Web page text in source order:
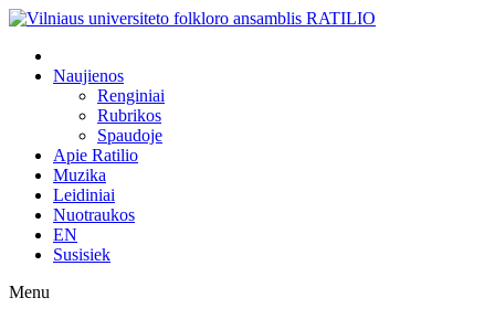
Naujienos
Renginiai
Rubrikos
Spaudoje
Apie Ratilio
Muzika
Leidiniai
Nuotraukos
EN
Susisiek
Menu